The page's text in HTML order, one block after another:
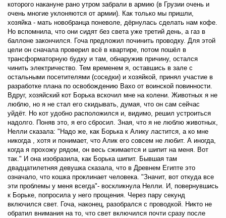
которого накануне рано утром забрали в армию (в Грузии очень и
очень многие уклоняются от армии). Как только мы пришли,
хозяйка - мать новобранца поневоле, дёрнулась сделать нам кофе.
Но вспомнила, что они сидят без света уже третий день, а газ в
баллоне закончился. Гоча предложил починить проводку. Для этой
цели он сначала проверил всё в квартире, потом пошёл в
трансформаторную будку и там, обнаружив причину, остался
чинить электричество. Тем временем я, оставшись в зале с
остальными посетителями (соседки) и хозяйкой, принял участие в
разработке плана по освобождению Вахо от воинской повинности.
Вдруг, хозяйский кот Борька вскочил мне на колени. Животных я не
люблю, но я не стал его скидывать, думая, что он сам сейчас
уйдёт. Но кот удобно расположился и, видимо, решил устроиться
надолго. Поняв это, я его сбросил. Зная, что я не люблю животных,
Нелли сказала: "Надо же, как Борька к Алику ластится, а ко мне
никогда , хотя и понимает, что Алик его совсем не любит. А иногда,
когда я прохожу рядом, он весь сжимается и шипит на меня. Вот
так." И она изобразила, как Борька шипит. Бывшая там
двадцатилетняя девушка сказала, что в Древнем Египте это
означало, что кошка проклинает человека. "Значит, вот откуда все
эти проблемы у меня всегда"- воскликнула Нелли. И, повернувшись
к Борьке, попросила у него прощения. Через пару секунд
включился свет. Гоча, наконец, разобрался с проводкой. Никто не
обратил внимания на то, что свет включился почти сразу после